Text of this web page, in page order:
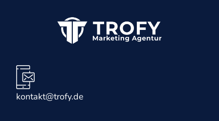
kontakt@trofy.de